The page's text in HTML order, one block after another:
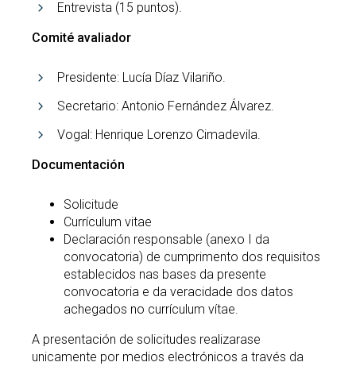
Entrevista (15 puntos).
Comité avaliador
Presidente: Lucía Díaz Vilariño.
Secretario: Antonio Fernández Álvarez.
Vogal: Henrique Lorenzo Cimadevila.
Documentación
Solicitude
Currículum vitae
Declaración responsable (anexo I da
convocatoria) de cumprimento dos requisitos
establecidos nas bases da presente
convocatoria e da veracidade dos datos
achegados no currículum vítae.
A presentación de solicitudes realizarase
unicamente por medios electrónicos a través da